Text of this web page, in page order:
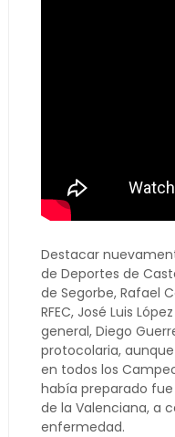
Destacar
de Deportes de
de Segorbe, Rafael
RFEC, José Luis
general, Diego
protocolaria,
en todos los
había preparado
de la Valenciana, a
enfermedad.